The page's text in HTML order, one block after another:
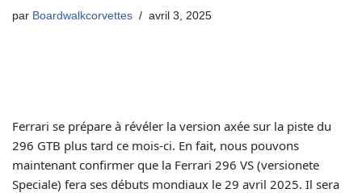
par Boardwalkcorvettes avril 3, 2025
Ferrari se prépare à révéler la version axée sur la piste du
296 GTB plus tard ce mois-ci. En fait, nous pouvons
maintenant confirmer que la Ferrari 296 VS (versionete
Speciale) fera ses débuts mondiaux le 29 avril 2025. Il sera